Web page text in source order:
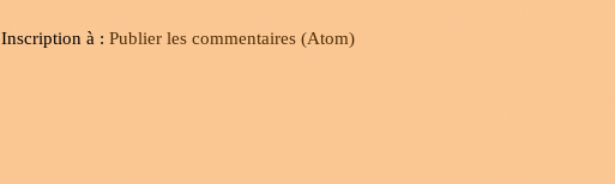
Inscription à : Publier les commentaires (Atom)